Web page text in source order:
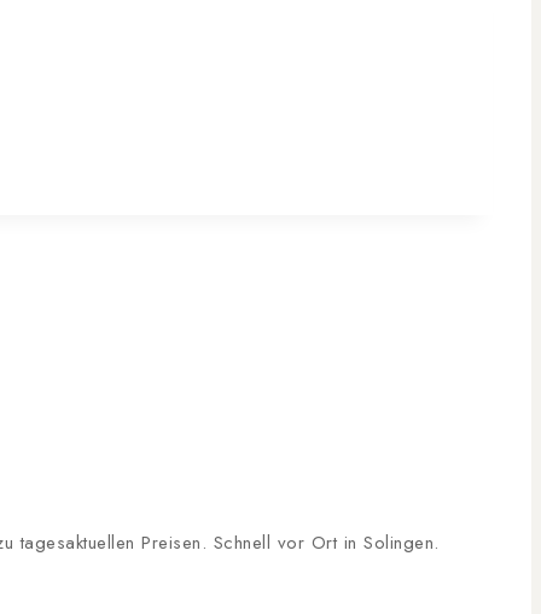
Preisen. Schnell vor Ort in Solingen.